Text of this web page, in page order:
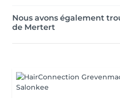
Nous avons également
de Mertert